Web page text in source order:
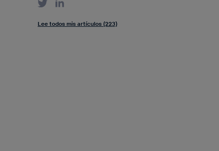
Lee todos mis artículos (223)